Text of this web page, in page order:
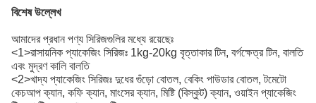
বিশেষ উল্লেখ
আমাদের প্রধান পণ্য সিরিজগুলির মধ্যে রয়েছেঃ
<1>রাসায়নিক প্যাকেজিং সিরিজঃ 1kg-20kg বৃত্তাকার টিন, বর্গক্ষেত্র টিন, বালতি
এবং মুদ্রণ কালি বালতি
<2>খাদ্য প্যাকেজিং সিরিজঃ দুধের গুঁড়ো বোতল, বেকিং পাউডার বোতল, টমেটো
কেচআপ ক্যান, কফি ক্যান, মাংসের ক্যান, মিষ্টি (বিস্কুট) ক্যান, ওয়াইন প্যাকেজিং